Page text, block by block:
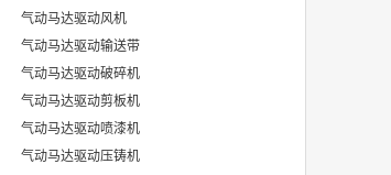
气动马达驱动风机
气动马达驱动输送带
气动马达驱动破碎机
气动马达驱动剪板机
气动马达驱动喷漆机
气动马达驱动压铸机